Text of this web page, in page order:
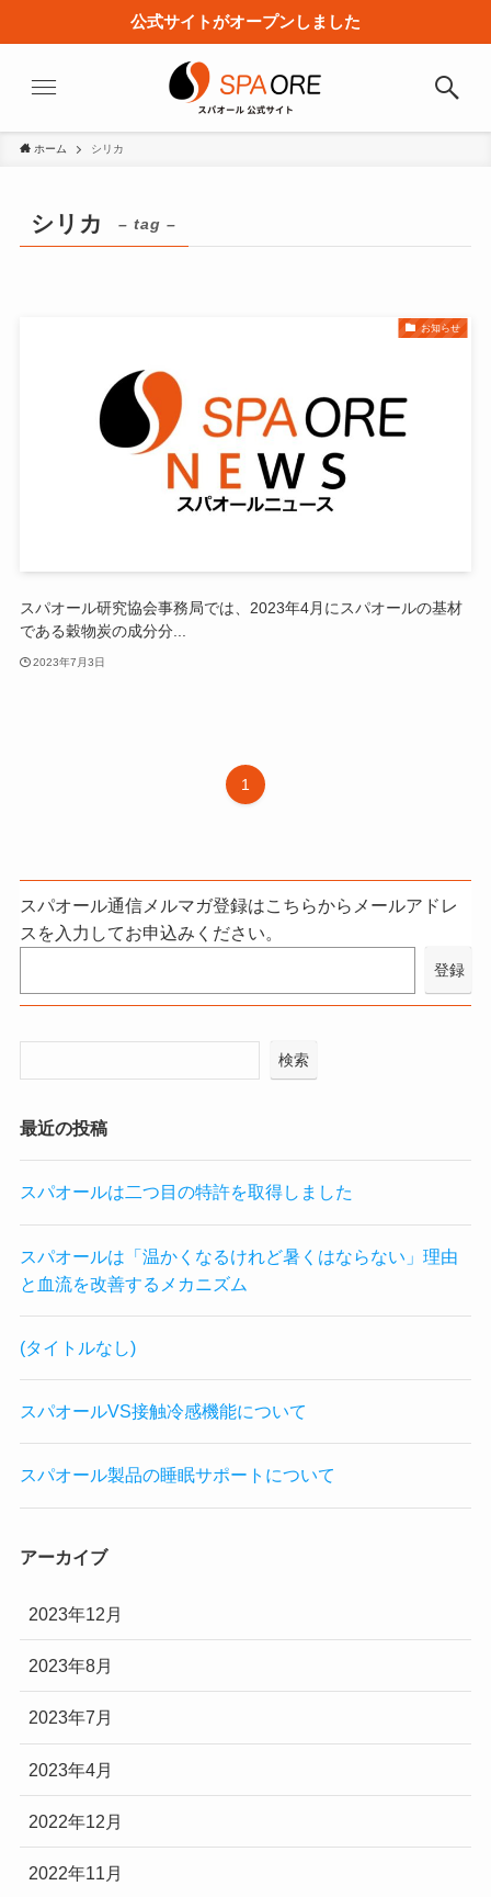
公式サイトがオープンしました
ホーム シリカ
シリカ – tag –
お知らせ
スパオール研究協会事務局では、2023年4月にスパオールの基材
である穀物炭の成分分...
2023年7月3日
1
スパオール通信メルマガ登録はこちらからメールアドレ
スを入力してお申込みください。
検索
最近の投稿
スパオールは二つ目の特許を取得しました
スパオールは「温かくなるけれど暑くはならない」理由
と血流を改善するメカニズム
(タイトルなし)
スパオールVS接触冷感機能について
スパオール製品の睡眠サポートについて
アーカイブ
2023年12月
2023年8月
2023年7月
2023年4月
2022年12月
2022年11月